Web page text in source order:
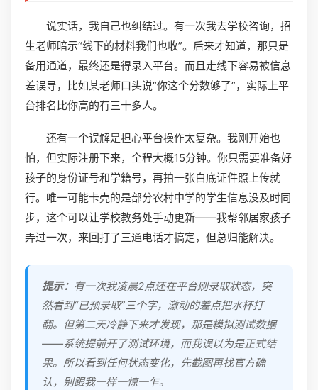
说实话，我自己也纠结过。有一次我去学校咨询，招
生老师暗示“线下的材料我们也收”。后来才知道，那只是
备用通道，最终还是得录入平台。而且走线下容易被信息
差误导，比如某老师口头说“你这个分数够了”，实际上平
台排名比你高的有三十多人。
还有一个误解是担心平台操作太复杂。我刚开始也
怕，但实际注册下来，全程大概15分钟。你只需要准备好
孩子的身份证号和学籍号，再拍一张白底证件照上传就
行。唯一可能卡壳的是部分农村中学的学生信息没及时同
步，这个可以让学校教务处手动更新——我帮邻居家孩子
弄过一次，来回打了三通电话才搞定，但总归能解决。
提示： 有一次我凌晨2点还在平台刷录取状态，突
然看到“已预录取”三个字，激动的差点把水杯打
翻。但第二天冷静下来才发现，那是模拟测试数据
——系统提前开了测试环境，而我误以为是正式结
果。所以看到任何状态变化，先截图再找官方确
认，别跟我一样一惊一乍。